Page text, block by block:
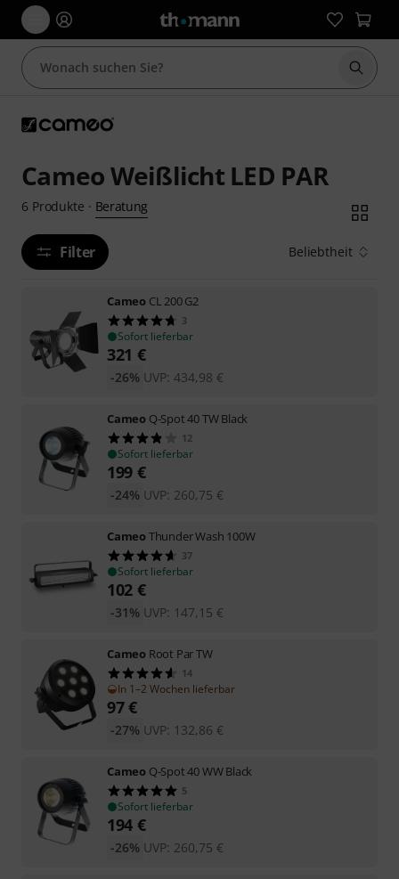
Suche
Cameo Weißlicht LED PAR
6 Produkte · Beratung
Filter Beliebtheit
Cameo CL 200 G2
3
Sofort lieferbar
321 €
UVP: 434,98 €
-26%
Cameo Q-Spot 40 TW Black
12
Sofort lieferbar
199 €
UVP: 260,75 €
-24%
CameoThunder Wash 100W
37
Sofort lieferbar
102 €
UVP: 147,15 €
-31%
Cameo Root Par TW
14
In 1–2 Wochen lieferbar
97€
UVP: 132,86 €
-27%
Cameo Q-Spot 40 WW Black
5
Sofort lieferbar
194 €
UVP: 260,75 €
-26%